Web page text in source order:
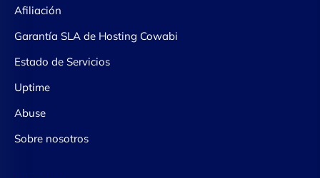
Afiliación
Garantía SLA de Hosting Cowabi
Estado de Servicios
Uptime
Abuse
Sobre nosotros